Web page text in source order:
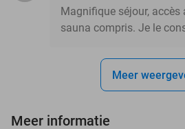
Magnifique séjour, accès
sauna compris. Je le
Meer
Meer informatie